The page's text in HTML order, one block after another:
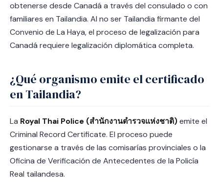
obtenerse desde Canadá a través del consulado o con
familiares en Tailandia. Al no ser Tailandia firmante del
Convenio de La Haya, el proceso de legalización para
Canadá requiere legalización diplomática completa.
¿Qué organismo emite el certificado
en Tailandia?
La Royal Thai Police (สำนักงานตำรวจแห่งชาติ)emite el
Criminal Record Certificate. El proceso puede
gestionarse a través de las comisarías provinciales o la
Oficina de Verificación de Antecedentes de la Policía
Real tailandesa.